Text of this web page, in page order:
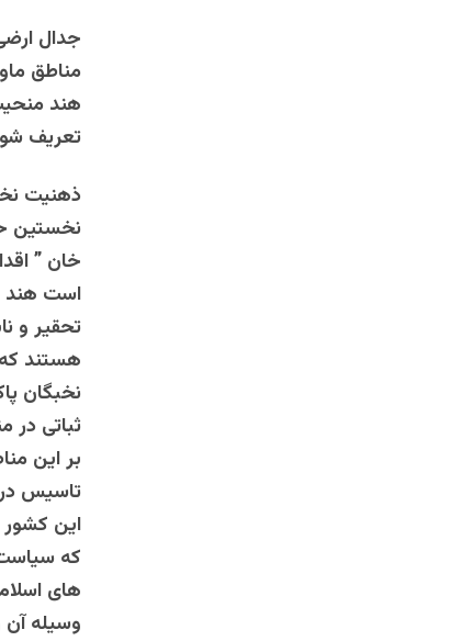
جدال
مناطق
هند
تعریف
نخستین
خان ”
است هند
تحقیر و
هستند که
نخبگان
ثباتی در
بر این
تاسیس
این کشور
که
های
وسیله